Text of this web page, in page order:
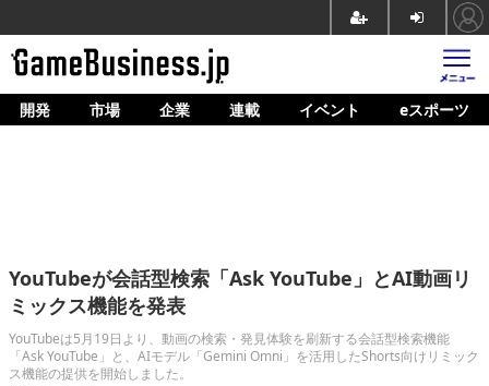
ホーム
企業動向
人材育成
産業政策
開発 市場 企業 連載 イベント eスポーツ
YouTubeが会話型検索「Ask YouTube」とAI動画リ
ミックス機能を発表
YouTubeは5月19日より、動画の検索・発見体験を刷新する会話型検索機能
「Ask YouTube」と、AIモデル「Gemini Omni」を活用したShorts向けリミック
ス機能の提供を開始しました。